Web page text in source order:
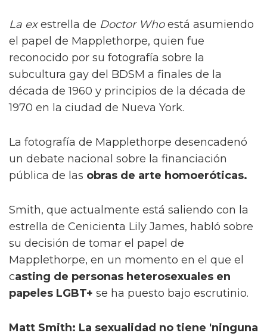
La exestrella de Doctor Whoestá asumiendo
el papel de Mapplethorpe, quien fue
reconocido por su fotografía sobre la
subcultura gay del BDSM a finales de la
década de 1960 y principios de la década de
1970 en la ciudad de Nueva York.
La fotografía de Mapplethorpe desencadenó
un debate nacional sobre la financiación
pública de las obras de arte homoeróticas.
Smith, que actualmente está saliendo con la
estrella de Cenicienta Lily James, habló sobre
su decisión de tomar el papel de
Mapplethorpe, en un momento en el que el
casting de personas heterosexuales en
papeles LGBT+ se ha puesto bajo escrutinio.
Matt Smith: La sexualidad no tiene 'ninguna